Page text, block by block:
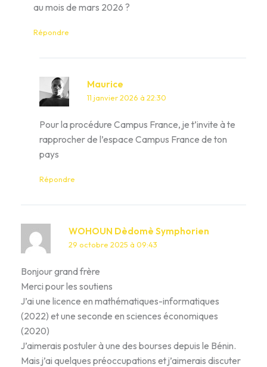
au mois de mars 2026 ?
Répondre
Maurice
11 janvier 2026 à 22:30
Pour la procédure Campus France, je t’invite à te
rapprocher de l’espace Campus France de ton
pays
Répondre
WOHOUN Dèdomè Symphorien
29 octobre 2025 à 09:43
Bonjour grand frère
Merci pour les soutiens
J’ai une licence en mathématiques-informatiques
(2022) et une seconde en sciences économiques
(2020)
J’aimerais postuler à une des bourses depuis le Bénin.
Mais j’ai quelques préoccupations et j’aimerais discuter